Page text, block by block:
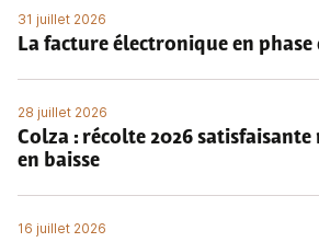
31 juillet 2026
La facture électronique en
28 juillet 2026
Colza : récolte 2026
en baisse
16 juillet 2026